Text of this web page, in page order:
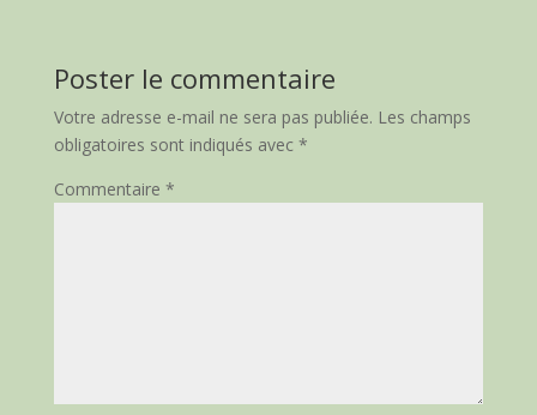
Poster le commentaire
Votre adresse e-mail ne sera pas publiée. Les champs
obligatoires sont indiqués avec *
Commentaire *